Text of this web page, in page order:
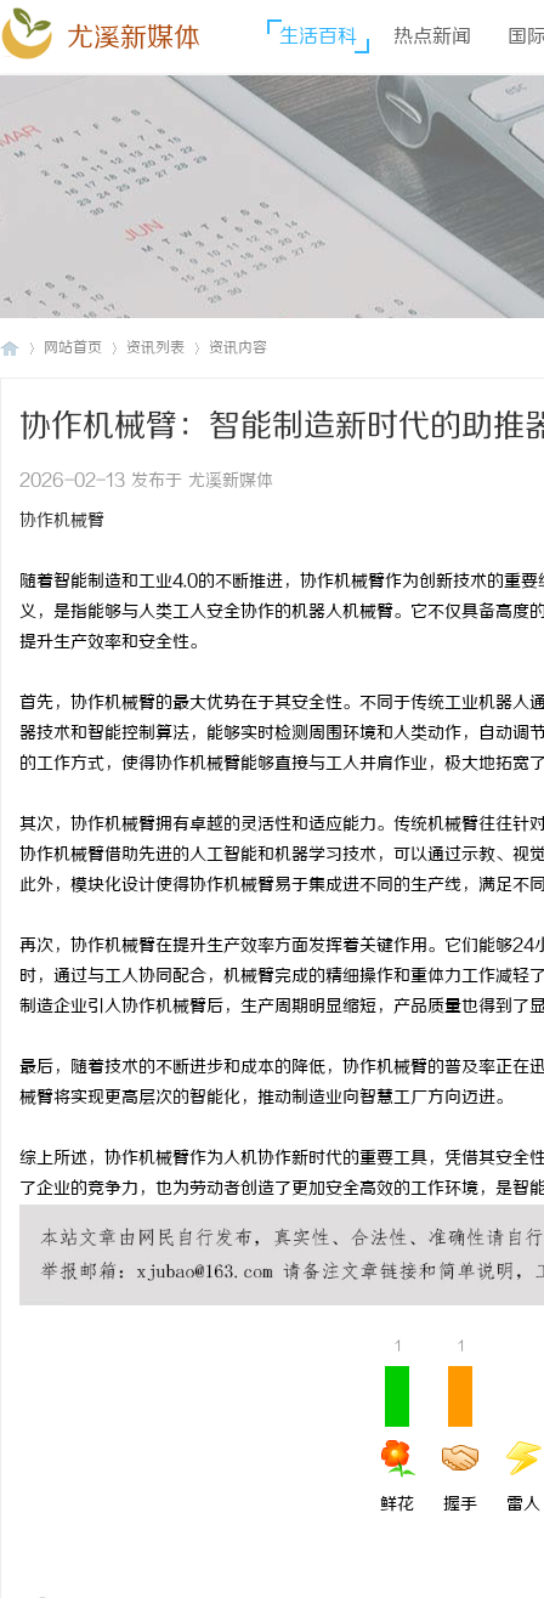
尤溪新媒体 生活百科 热点新闻 国
网站首页 资讯列表 资讯内容
协作机械臂：智能制造新时代的助推
2026-02-13 发布于 尤溪新媒体
协作机械臂
随着智能制造和工业4.0的不断推进，协作机械臂作为创新技术的重
义，是指能够与人类工人安全协作的机器人机械臂。它不仅具备高
提升生产效率和安全性。
首先，协作机械臂的最大优势在于其安全性。不同于传统工业机器
器技术和智能控制算法，能够实时检测周围环境和人类动作，自动
的工作方式，使得协作机械臂能够直接与工人并肩作业，极大地拓宽
其次，协作机械臂拥有卓越的灵活性和适应能力。传统机械臂往往
协作机械臂借助先进的人工智能和机器学习技术，可以通过示教、
此外，模块化设计使得协作机械臂易于集成进不同的生产线，满足不
再次，协作机械臂在提升生产效率方面发挥着关键作用。它们能够
时，通过与工人协同配合，机械臂完成的精细操作和重体力工作减
制造企业引入协作机械臂后，生产周期明显缩短，产品质量也得到了
最后，随着技术的不断进步和成本的降低，协作机械臂的普及率正
械臂将实现更高层次的智能化，推动制造业向智慧工厂方向迈进。
综上所述，协作机械臂作为人机协作新时代的重要工具，凭借其安
了企业的竞争力，也为劳动者创造了更加安全高效的工作环境，是智
1
鲜花
1
握手 雷人
用